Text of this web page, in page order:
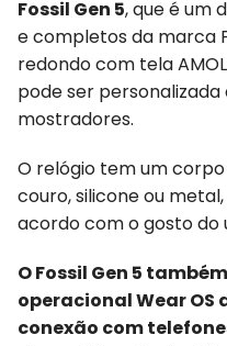
Fossil Gen 5, que é um
e completos da marca
redondo com tela
pode ser
mostradores.
O relógio tem um
couro, silicone ou
acordo com o gosto do
O Fossil Gen 5
operacional Wear OS
conexão com